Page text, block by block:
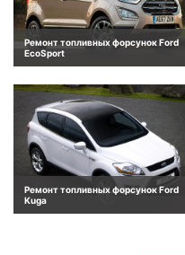
Ремонт топливных форсунок Ford
EcoSport
Ремонт топливных форсунок Ford
Kuga